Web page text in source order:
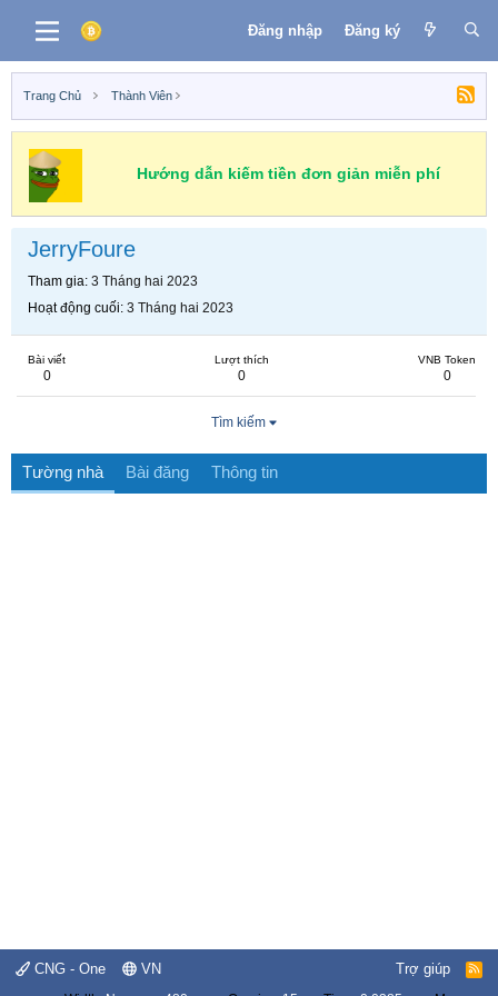
Đăng nhập Đăng ký
Trang Chủ Thành Viên
Hướng dẫn kiếm tiền đơn giản miễn phí
JerryFoure
Tham gia 3 Tháng hai 2023
Hoạt động cuối 3 Tháng hai 2023
Bài viết
0
Lượt thích
0
VNB Token
0
Tìm kiếm
Tường nhà Bài đăng Thông tin
CNG - One VN Trợ giúp
R